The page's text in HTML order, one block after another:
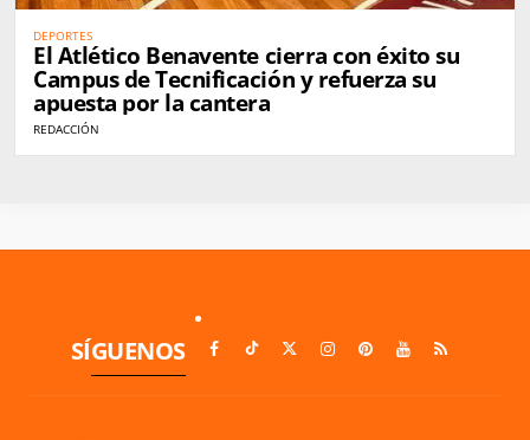
DEPORTES
El Atlético Benavente cierra con éxito su
Campus de Tecnificación y refuerza su
apuesta por la cantera
REDACCIÓN
SÍGUENOS